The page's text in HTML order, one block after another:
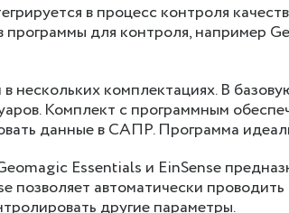
в процесс контроля
программы для контроля, например
нескольких комплектациях. В
Комплект с программным
данные в САПР. Программа
Essentials и EinSense
позволяет автоматически
другие параметры.